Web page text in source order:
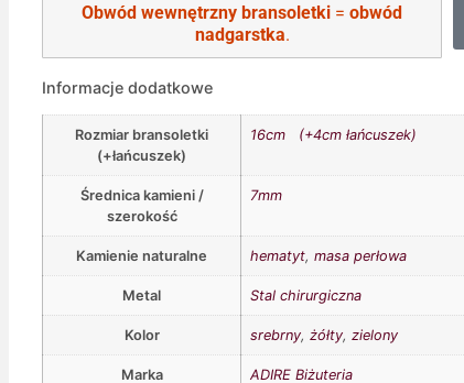
Obwód wewnętrzny bransoletki =obwód
nadgarstka.
Informacje dodatkowe
Rozmiar bransoletki
(+łańcuszek)
16cm (+4cm łańcuszek)
Średnica kamieni /
szerokość
7mm
Kamienie naturalne hematyt,masa perłowa
Metal Stal chirurgiczna
Kolor srebrny,żółty,zielony
Marka ADIRE Biżuteria